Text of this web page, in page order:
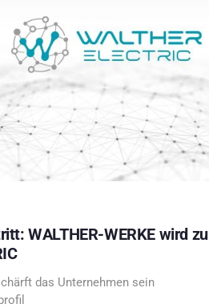
WALTHER-WERKE wird zu
das Unternehmen sein